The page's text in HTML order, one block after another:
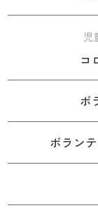
児
コ
ボ
ボラン